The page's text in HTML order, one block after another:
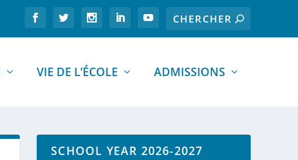
VIE DE L’ÉCOLE ADMISSIONS
SCHOOL YEAR 2026-2027